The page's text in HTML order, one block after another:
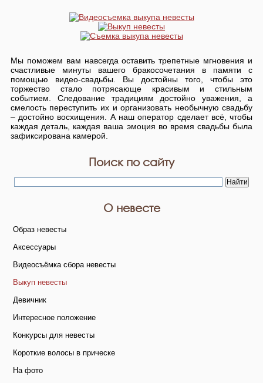
Мы поможем вам навсегда оставить трепетные мгновения и
счастливые минуты вашего бракосочетания в памяти с
помощью видео-свадьбы. Вы достойны того, чтобы это
торжество стало потрясающе красивым и стильным
событием. Следование традициям достойно уважения, а
смелость переступить их и организовать необычную свадьбу
– достойно восхищения. А наш оператор сделает всё, чтобы
каждая деталь, каждая ваша эмоция во время свадьбы была
зафиксирована камерой.
Поиск по сайту
О невесте
Образ невесты
Аксессуары
Видеосъёмка сбора невесты
Выкуп невесты
Девичник
Интересное положение
Конкурсы для невесты
Короткие волосы в прическе
На фото